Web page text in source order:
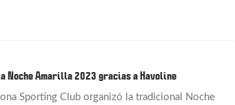
Noche Amarilla 2023 gracias a Havoline
Sporting Club organizó la tradicional Noche